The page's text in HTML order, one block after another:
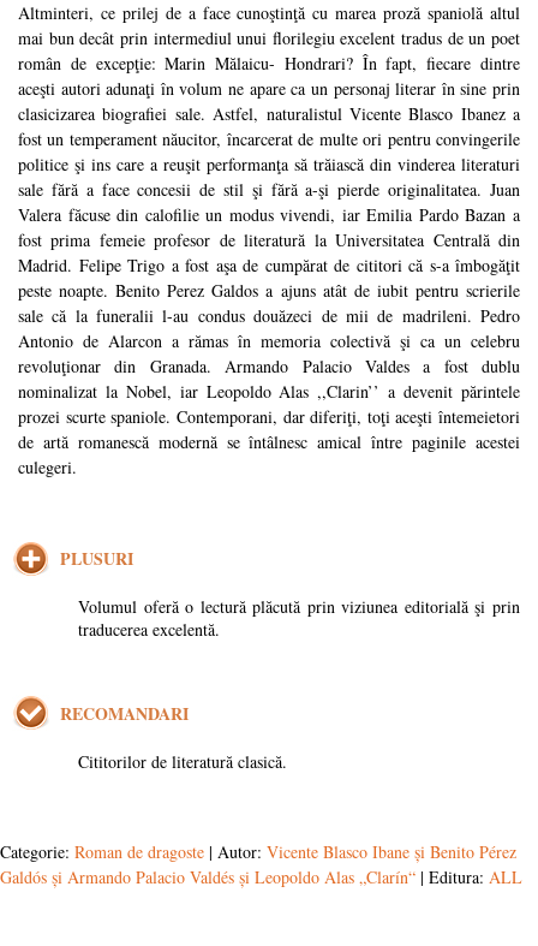
Altminteri, ce prilej de a face cunoştinţă cu marea proză spaniolă altul
mai bun decât prin intermediul unui florilegiu excelent tradus de un poet
român de excepţie: Marin Mălaicu- Hondrari? În fapt, fiecare dintre
aceşti autori adunaţi în volum ne apare ca un personaj literar în sine prin
clasicizarea biografiei sale. Astfel, naturalistul Vicente Blasco Ibanez a
fost un temperament năucitor, încarcerat de multe ori pentru convingerile
politice şi ins care a reuşit performanţa să trăiască din vinderea literaturi
sale fără a face concesii de stil şi fără a-şi pierde originalitatea. Juan
Valera făcuse din calofilie un modus vivendi, iar Emilia Pardo Bazan a
fost prima femeie profesor de literatură la Universitatea Centrală din
Madrid. Felipe Trigo a fost aşa de cumpărat de cititori că s-a îmbogăţit
peste noapte. Benito Perez Galdos a ajuns atât de iubit pentru scrierile
sale că la funeralii l-au condus douăzeci de mii de madrileni. Pedro
Antonio de Alarcon a rămas în memoria colectivă şi ca un celebru
revoluţionar din Granada. Armando Palacio Valdes a fost dublu
nominalizat la Nobel, iar Leopoldo Alas ,,Clarin’’ a devenit părintele
prozei scurte spaniole. Contemporani, dar diferiţi, toţi aceşti întemeietori
de artă romanescă modernă se întâlnesc amical între paginile acestei
culegeri.
PLUSURI
Volumul oferă o lectură plăcută prin viziunea editorială şi prin
traducerea excelentă.
RECOMANDARI
Cititorilor de literatură clasică.
Categorie: Roman de dragoste | Autor: Vicente Blasco Ibane și Benito Pérez
Galdós și Armando Palacio Valdés și Leopoldo Alas „Clarín“ | Editura: ALL